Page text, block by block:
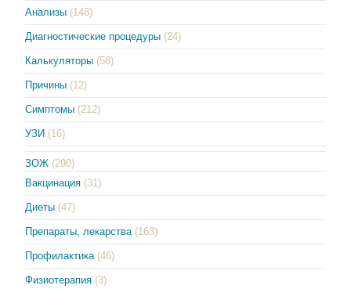
Анализы (148)
Диагностические процедуры (24)
Калькуляторы (58)
Причины (12)
Симптомы (212)
УЗИ (16)
ЗОЖ (290)
Вакцинация (31)
Диеты (47)
Препараты, лекарства (163)
Профилактика (46)
Физиотерапия (3)